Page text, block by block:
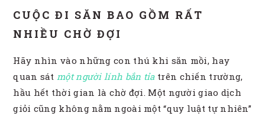
CUỘC ĐI SĂN BAO GỒM RẤT
NHIỀU CHỜ ĐỢI
Hãy nhìn vào những con thú khi săn mồi, hay
quan sát một người lính bắn tỉatrên chiến trường,
hầu hết thời gian là chờ đợi. Một người giao dịch
giỏi cũng không nằm ngoài một “quy luật tự nhiên”